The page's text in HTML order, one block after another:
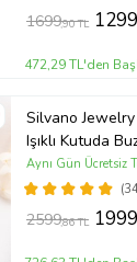
1699,90 TL 1299
472,29 TL'den
Silvano
Işıklı Kutuda
Kolye
Aynı Gün Ücretsiz
2599,86 TL 1999